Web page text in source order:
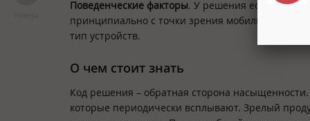
Поведенческие факторы. У решения есть своя
принципиально с точки зрения мобильной
тип устройств.
О чем стоит знать
Код решения – обратная сторона
которые периодически всплывают. Зрелый